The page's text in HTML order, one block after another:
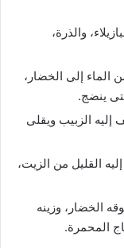
والذرة،
الماء إلى الخضار،
ينضج.
إليه الزبيب ويقلى
القليل من الزيت،
الخضار، وزينه
المحمرة.